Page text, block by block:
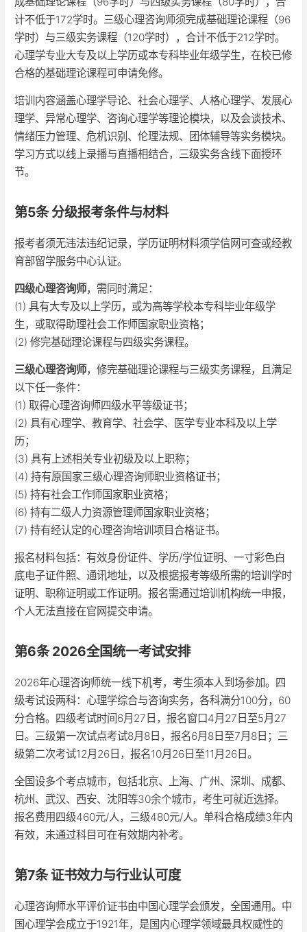
计不低于172学时。三级心理咨询师须完成基础理论课程（96
学时）与三级实务课程（120学时），合计不低于212学时。
心理学专业大专及以上学历或本专科毕业年级学生，在校已修
合格的基础理论课程可申请免修。
培训内容涵盖心理学导论、社会心理学、人格心理学、发展心
理学、异常心理学、咨询心理学等理论模块，以及会谈技术、
情绪压力管理、危机识别、伦理法规、团体辅导等实务模块。
学习方式以线上录播与直播相结合，三级实务含线下面授环
节。
第5条 分级报考条件与材料
报考者须无违法违纪记录，学历证明材料须学信网可查或经教
育部留学服务中心认证。
四级心理咨询师，需同时满足：
(1) 具有大专及以上学历，或为高等学校本专科毕业年级学
生，或取得助理社会工作师国家职业资格；
(2) 修完基础理论课程与四级实务课程。
三级心理咨询师，修完基础理论课程与三级实务课程，且满足
以下任一条件：
(1) 取得心理咨询师四级水平等级证书；
(2) 具有心理学、教育学、社会学、医学专业本科及以上学
历；
(3) 具有上述相关专业初级及以上职称；
(4) 持有原国家三级心理咨询师职业资格证书；
(5) 持有社会工作师国家职业资格；
(6) 持有二级人力资源管理师国家职业资格；
(7) 持有经认定的心理咨询培训项目合格证书。
报名材料包括：有效身份证件、学历/学位证明、一寸彩色白
底电子证件照、通讯地址，以及根据报考等级所需的培训学时
证明、职称证明或工作证明。报名需通过培训机构统一申报，
个人无法直接在官网提交申请。
第6条 2026全国统一考试安排
2026年心理咨询师统一线下机考，考生须本人到场参加。四
级考试设两科：心理学综合与咨询实务，各科满分100分，60
分合格。四级考试时间6月27日，报名窗口4月27日至5月27
日。三级第一次试点考试8月8日，报名6月8日至7月8日；三
级第二次考试12月26日，报名10月26日至11月26日。
全国设多个考点城市，包括北京、上海、广州、深圳、成都、
杭州、武汉、西安、沈阳等30余个城市，考生可就近选择。
报名费用四级460元/人，三级480元/人。单科合格成绩3年内
有效，未通过科目可在有效期内补考。
第7条 证书效力与行业认可度
心理咨询师水平评价证书由中国心理学会颁发，全国通用。中
国心理学会成立于1921年，是国内心理学领域最具权威性的